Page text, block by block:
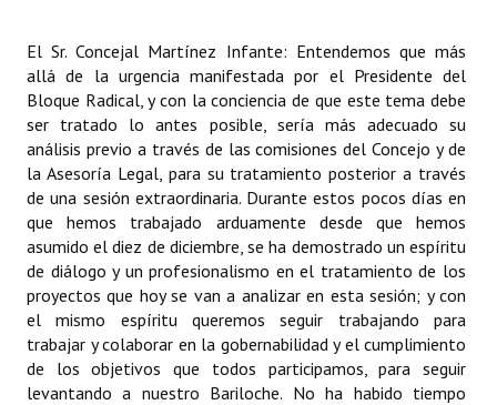
El Sr. Concejal Martínez Infante: Entendemos que más
allá de la urgencia manifestada por el Presidente del
Bloque Radical, y con la conciencia de que este tema debe
ser tratado lo antes posible, sería más adecuado su
análisis previo a través de las comisiones del Concejo y de
la Asesoría Legal, para su tratamiento posterior a través
de una sesión extraordinaria. Durante estos pocos días en
que hemos trabajado arduamente desde que hemos
asumido el diez de diciembre, se ha demostrado un espíritu
de diálogo y un profesionalismo en el tratamiento de los
proyectos que hoy se van a analizar en esta sesión; y con
el mismo espíritu queremos seguir trabajando para
trabajar y colaborar en la gobernabilidad y el cumplimiento
de los objetivos que todos participamos, para seguir
levantando a nuestro Bariloche. No ha habido tiempo